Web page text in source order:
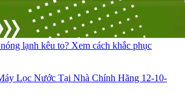
lạnh kêu to? Xem cách khắc phục
Lọc Nước Tại Nhà Chính Hãng 12-10-